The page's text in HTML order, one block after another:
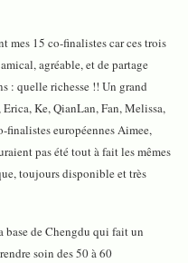
mes 15 co-finalistes car ces trois
agréable, et de partage
: quelle richesse !! Un grand
Ke, QianLan, Fan, Melissa,
finalistes européennes Aimee,
pas été tout à fait les mêmes
toujours disponible et très
base de Chengdu qui fait un
soin des 50 à 60